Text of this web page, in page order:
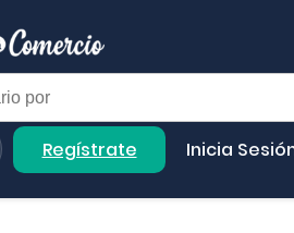
Regístrate Inicia